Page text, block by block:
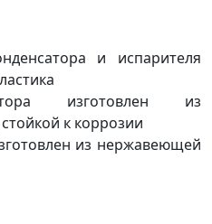
и испарителя
изготовлен из
к коррозии
из нержавеющей